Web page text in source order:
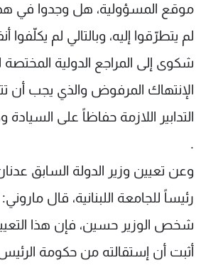
موقع المسؤولية، هل وجدوا في
لم يتطرّقوا إليه، وبالتالي لم
شكوى إلى المراجع الدولية المختصة
الإنتهاك المرفوض والذي يجب أن
التدابير اللازمة حفاظاً على
.
وعن تعيين وزير الدولة السابق
رئيساً للجامعة اللبنانية، قال
شخص الوزير حسين، فإن هذا
أثبت أن إستقالته من حكومة
البرامج
جدول البرامج
شاهد البرامج
عن MTV
وظائف
سياسة